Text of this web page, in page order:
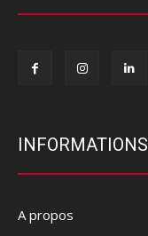
INFORMATIONS
A propos